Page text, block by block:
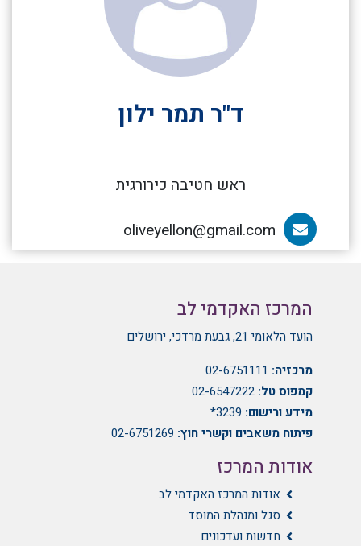
ד"ר תמר ילון
ראש חטיבה כירורגית
הדוא”ל של ד"ר תמר ילון
המרכז האקדמי לב
הועד הלאומי 21, גבעת מרדכי, ירושלים
מרכזיה: 02-6751111
קמפוס טל: 02-6547222
מידע ורישום: 3239*
פיתוח משאבים וקשרי חוץ: 02-6751269
אודות המרכז
אודות המרכז האקדמי לב
סגל ומנהלת המוסד
חדשות ועדכונים